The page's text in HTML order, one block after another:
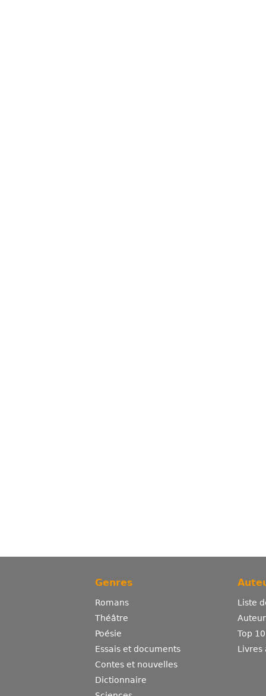
Genres
Romans
Théâtre
Poésie
Essais et documents
Contes et nouvelles
Dictionnaire
Liste
Top
Livres